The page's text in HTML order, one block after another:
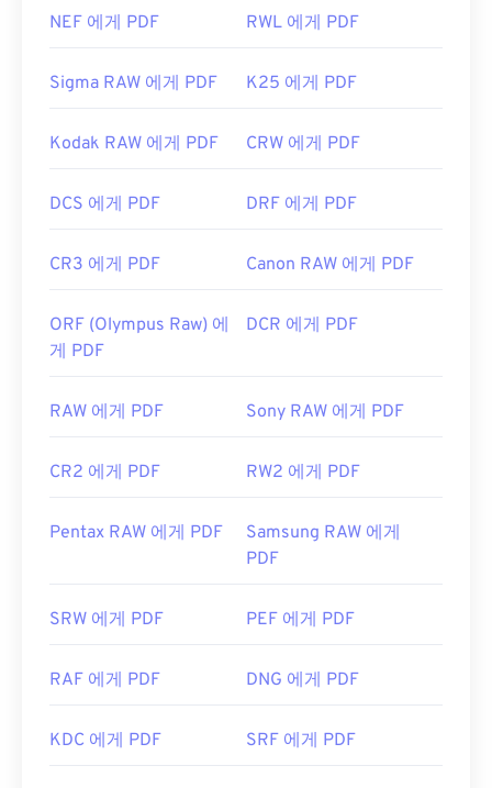
NEF 에게 PDF RWL 에게 PDF
Sigma RAW 에게 PDF K25 에게 PDF
Kodak RAW 에게 PDF CRW 에게 PDF
DCS 에게 PDF DRF 에게 PDF
CR3 에게 PDF Canon RAW 에게 PDF
ORF (Olympus Raw) 에
게 PDF
DCR 에게 PDF
RAW 에게 PDF Sony RAW 에게 PDF
CR2 에게 PDF RW2 에게 PDF
Pentax RAW 에게 PDF
Samsung RAW 에게
PDF
SRW 에게 PDF PEF 에게 PDF
RAF 에게 PDF DNG 에게 PDF
KDC 에게 PDF SRF 에게 PDF